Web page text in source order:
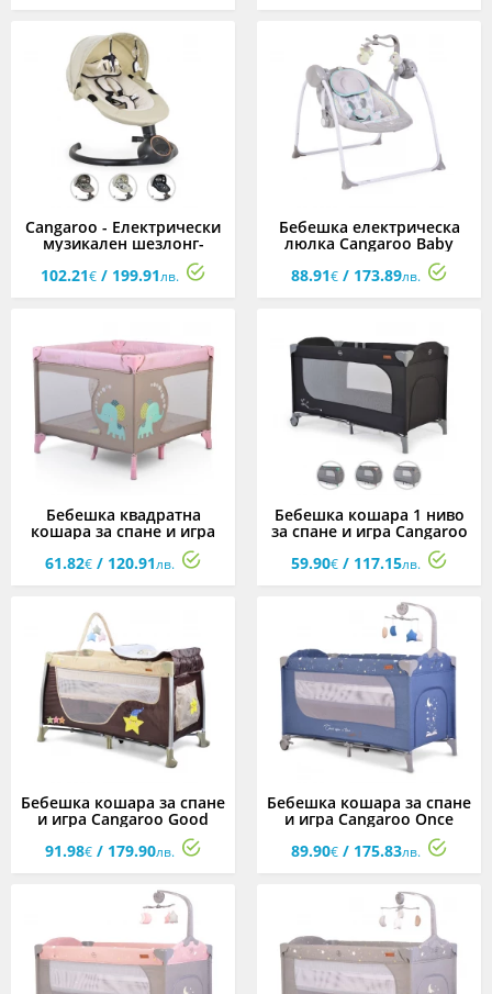
Cangaroo - Електрически
музикален шезлонг-
асортимент
102.21€ / 199.91лв.
Бебешка електрическа
люлка Cangaroo Baby
88.91€ / 173.89лв.
Бебешка квадратна
кошара за спане и игра
Cangaroo Giant, розова
61.82€ / 120.91лв.
Бебешка кошара 1 ниво
за спане и игра Cangaroo
Skyglow, асортимент
59.90€ / 117.15лв.
Бебешка кошара за спане
и игра Cangaroo Good
91.98€ / 179.90лв.
Бебешка кошара за спане
и игра Cangaroo Once
upon a time, 3 нива,
дънкова
89.90€ / 175.83лв.